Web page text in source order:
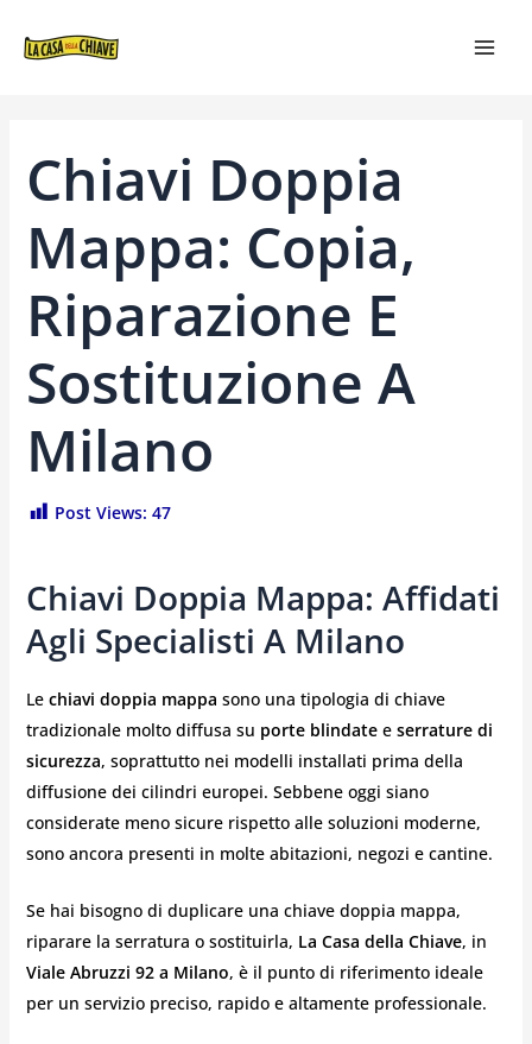
Chiavi Doppia
Mappa: Copia,
Riparazione E
Sostituzione A
Milano
Post Views: 47
Chiavi Doppia Mappa: Affidati
Agli Specialisti A Milano
Le chiavi doppia mappa sono una tipologia di chiave
tradizionale molto diffusa su porte blindatee serrature di
sicurezza, soprattutto nei modelli installati prima della
diffusione dei cilindri europei. Sebbene oggi siano
considerate meno sicure rispetto alle soluzioni moderne,
sono ancora presenti in molte abitazioni, negozi e cantine.
Se hai bisogno di duplicare una chiave doppia mappa,
riparare la serratura o sostituirla, La Casa della Chiave, in
Viale Abruzzi 92 a Milano, è il punto di riferimento ideale
per un servizio preciso, rapido e altamente professionale.
ARTICOLI